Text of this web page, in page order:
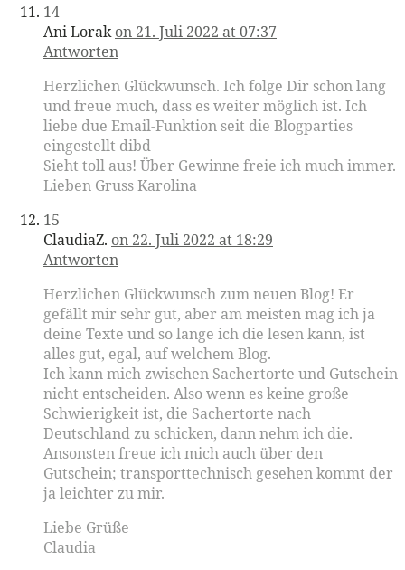
14
Ani Lorak on 21. Juli 2022 at 07:37
Antworten
Herzlichen Glückwunsch. Ich folge Dir schon lang
und freue much, dass es weiter möglich ist. Ich
liebe due Email-Funktion seit die Blogparties
eingestellt dibd
Sieht toll aus! Über Gewinne freie ich much immer.
Lieben Gruss Karolina
15
ClaudiaZ. on 22. Juli 2022 at 18:29
Antworten
Herzlichen Glückwunsch zum neuen Blog! Er
gefällt mir sehr gut, aber am meisten mag ich ja
deine Texte und so lange ich die lesen kann, ist
alles gut, egal, auf welchem Blog.
Ich kann mich zwischen Sachertorte und Gutschein
nicht entscheiden. Also wenn es keine große
Schwierigkeit ist, die Sachertorte nach
Deutschland zu schicken, dann nehm ich die.
Ansonsten freue ich mich auch über den
Gutschein; transporttechnisch gesehen kommt der
ja leichter zu mir.
Liebe Grüße
Claudia